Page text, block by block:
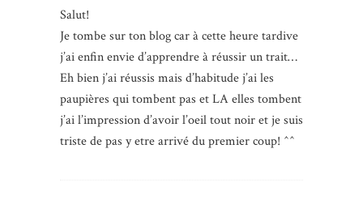
Salut!
Je tombe sur ton blog car à cette heure tardive
j’ai enfin envie d’apprendre à réussir un trait…
Eh bien j’ai réussis mais d’habitude j’ai les
paupières qui tombent pas et LA elles tombent
j’ai l’impression d’avoir l’oeil tout noir et je suis
triste de pas y etre arrivé du premier coup! ^^